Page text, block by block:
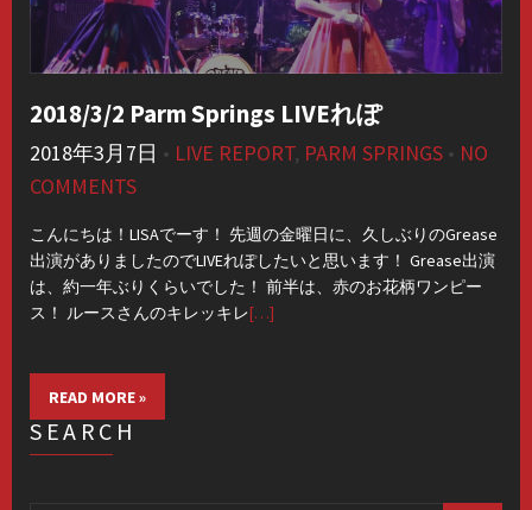
2018/3/2 Parm Springs LIVEれぽ
2018年3月7日 • LIVE REPORT, PARM SPRINGS • NO
COMMENTS
こんにちは！LISAでーす！ 先週の金曜日に、久しぶりのGrease
出演がありましたのでLIVEれぽしたいと思います！ Grease出演
は、約一年ぶりくらいでした！ 前半は、赤のお花柄ワンピー
ス！ ルースさんのキレッキレ[…]
READ MORE »
SEARCH